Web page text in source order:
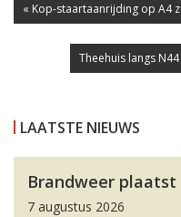
« Kop-staartaanrijding op A4
Theehuis langs
LAATSTE NIEUWS
Brandweer
7 augustus 2026